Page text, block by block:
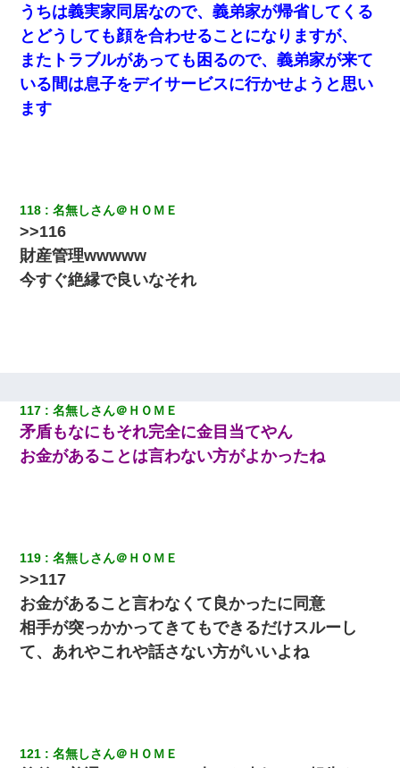
結婚生活10ヶ月目で嫁から一方的に「もう冷めた」と離婚切り出
された
うちは義実家同居なので、義弟家が帰省してくる
とどうしても顔を合わせることになりますが、
またトラブルがあっても困るので、義弟家が来て
いる間は息子をデイサービスに行かせようと思い
ます
118 名無しさん＠ＨＯＭＥ
>>116
財産管理wwwww
今すぐ絶縁で良いなそれ
117 名無しさん＠ＨＯＭＥ
矛盾もなにもそれ完全に金目当てやん
お金があることは言わない方がよかったね
119 名無しさん＠ＨＯＭＥ
>>117
お金があること言わなくて良かったに同意
相手が突っかかってきてもできるだけスルーし
て、あれやこれや話さない方がいいよね
121 名無しさん＠ＨＯＭＥ